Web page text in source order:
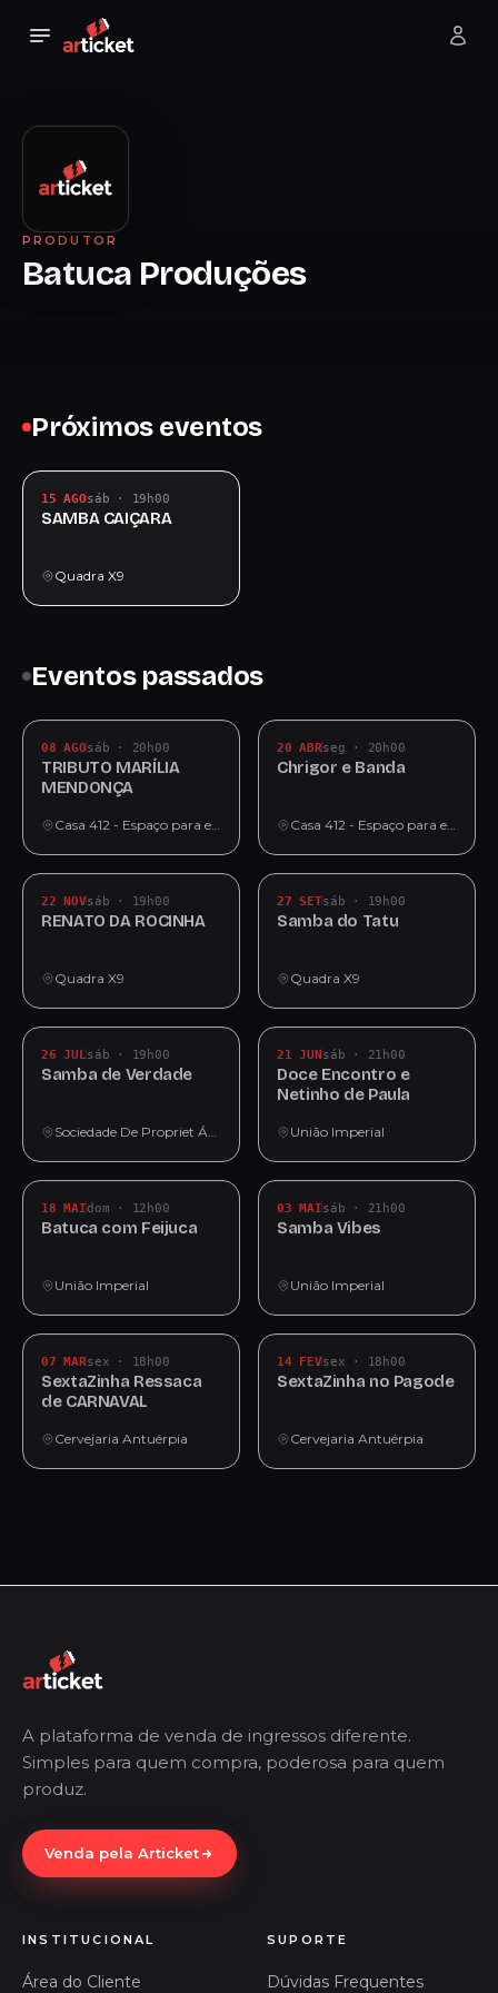
PRODUTOR
Batuca Produções
Próximos eventos
15 AGOsáb · 19h00
SAMBA CAIÇARA
Quadra X9
Eventos passados
08 AGOsáb · 20h00
TRIBUTO MARÍLIA
MENDONÇA
Casa 412 - Espaço para eventos
20 ABRseg · 20h00
Chrigor e Banda
Casa 412 - Espaço para eventos
22 NOVsáb · 19h00
RENATO DA ROCINHA
Quadra X9
27 SETsáb · 19h00
Samba do Tatu
Quadra X9
26 JULsáb · 19h00
Samba de Verdade
Sociedade De Propriet Ários E Moradores Unidos Do Marapé
21 JUNsáb · 21h00
Doce Encontro e
Netinho de Paula
União Imperial
18 MAIdom · 12h00
Batuca com Feijuca
União Imperial
03 MAIsáb · 21h00
Samba Vibes
União Imperial
07 MARsex · 18h00
SextaZinha Ressaca
de CARNAVAL
Cervejaria Antuérpia
14 FEVsex · 18h00
SextaZinha no Pagode
Cervejaria Antuérpia
A plataforma de venda de ingressos diferente.
Simples para quem compra, poderosa para quem
produz.
Venda pela Articket
INSTITUCIONAL
Área do Cliente
SUPORTE
Dúvidas Frequentes